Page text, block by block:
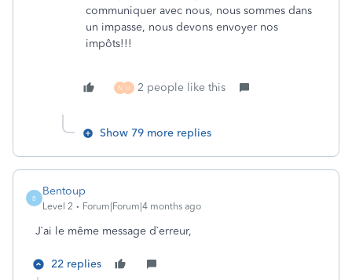
communiquer avec nous, nous sommes dans
un impasse, nous devons envoyer nos
impôts!!!
N U 2 people like this
Show 79 more replies
B
Bentoup
Level 2 Forum|Forum|4 months ago
J`ai le même message d`erreur,
22 replies